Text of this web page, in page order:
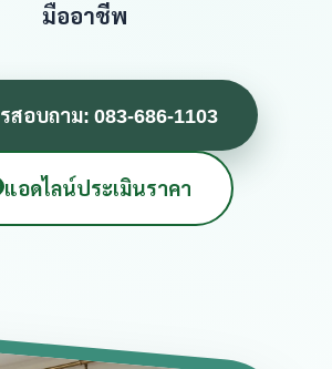
มืออาชีพ
สอบถาม: 083-686-1103
แอดไลน์ประเมินราคา